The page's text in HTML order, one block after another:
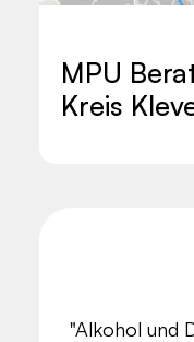
MPU
Kreis
"Alkohol und